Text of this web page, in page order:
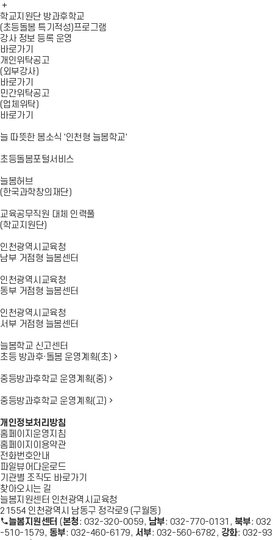
사
항
이
전
사
항
정
지
사
항
재
생
사
항
다
지
사
항
더
보
기
학교지원단 방과후학교
(초등돌봄 특기적성)프로그램
강사 정보 등록 운영
바로가기
개인위탁공고
(외부강사)
바로가기
민간위탁공고
(업체위탁)
바로가기
늘 따뜻한 봄소식 '인천형 늘봄학교'
초등돌봄포털서비스
늘봄허브
(한국과학창의재단)
교육공무직원 대체 인력풀
(학교지원단)
인천광역시교육청
남부 거점형 늘봄센터
인천광역시교육청
동부 거점형 늘봄센터
인천광역시교육청
서부 거점형 늘봄센터
늘봄학교 신고센터
초등 방과후·돌봄 운영계획(초)
중등방과후학교 운영계획(중)
중등방과후학교 운영계획(고)
개인정보처리방침
홈페이지운영지침
홈페이지이용약관
전화번호안내
파일뷰어다운로드
기관별 조직도 바로가기
찾아오시는 길
늘봄지원센터 인천광역시교육청
21554 인천광역시 남동구 정각로9 (구월동)
늘봄지원센터 (본청: 032-320-0059, 남부: 032-770-0131, 북부: 032
-510-1579, 동부: 032-460-6179, 서부: 032-560-6782, 강화: 032-93